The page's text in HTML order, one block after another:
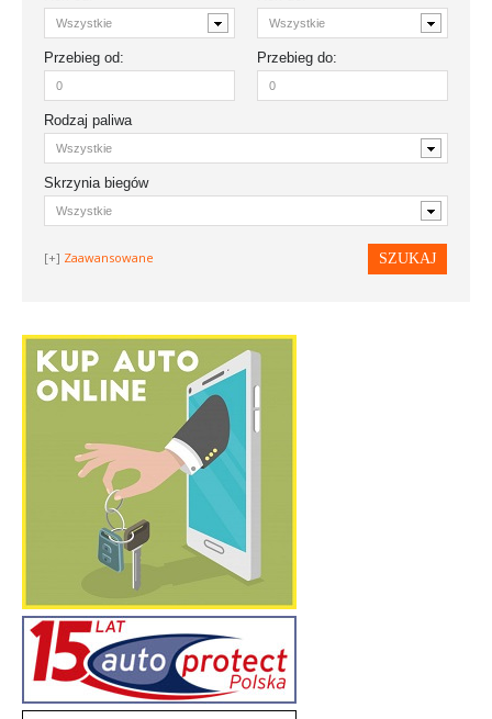
Przebieg od: Przebieg do:
Rodzaj paliwa
Skrzynia biegów
Zaawansowane